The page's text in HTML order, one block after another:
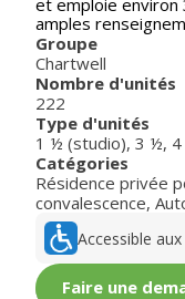
et emploie environ
amples
Groupe
Chartwell
Nombre d'unités
222
Type d'unités
1 ½ (studio), 3 ½,
Catégories
Résidence privée
convalescence,
Accessible
Faire une